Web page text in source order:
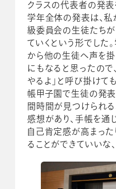
クラスの代表者の発表
学年全体の発表は、私
級委員会の生徒たち
ていくという形でした
から他の生徒へ声を
にもなると思ったので
やるよ」と呼び掛けて
帳甲子園で生徒の発表
間時間が見つけられる
感想があり、手帳を通
自己肯定感が高まった
ることができていいな、